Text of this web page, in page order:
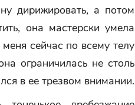
дирижировать, а потом
она мастерски умела
сейчас по всему телу
ограничилась не столь
в ее трезвом внимании.